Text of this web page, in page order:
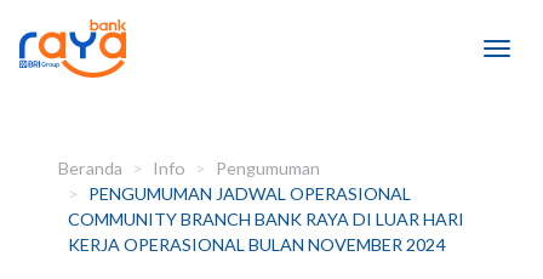
Beranda Info
Pengumuman
PENGUMUMAN JADWAL OPERASIONAL
COMMUNITY BRANCH BANK RAYA DI LUAR HARI
KERJA OPERASIONAL BULAN NOVEMBER 2024